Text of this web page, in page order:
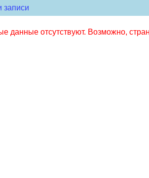
записи
данные отсутствуют. Возможно,